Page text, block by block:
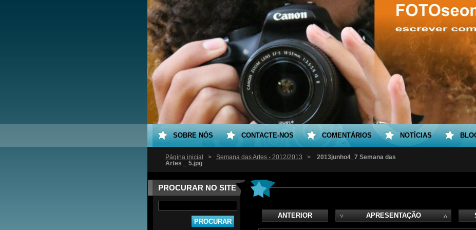
Página inicial > Semana das Artes - 2012/2013 >
2013junho4_7 Semana das
Artes _ 5.jpg
PROCURAR NO SITE
ANTERIOR APRESENTAÇÃO
SOBRE NÓS CONTACTE-NOS COMENTÁRIOS NOTÍCIAS